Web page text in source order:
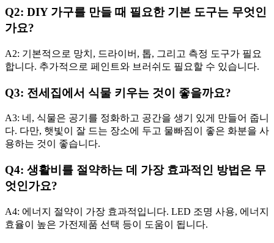
Q2: DIY 가구를 만들 때 필요한 기본 도구는 무엇인
가요?
A2: 기본적으로 망치, 드라이버, 톱, 그리고 측정 도구가 필요
합니다. 추가적으로 페인트와 브러쉬도 필요할 수 있습니다.
Q3: 전세집에서 식물 키우는 것이 좋을까요?
A3: 네, 식물은 공기를 정화하고 공간을 생기 있게 만들어 줍니
다. 다만, 햇빛이 잘 드는 장소에 두고 물빠짐이 좋은 화분을 사
용하는 것이 좋습니다.
Q4: 생활비를 절약하는 데 가장 효과적인 방법은 무
엇인가요?
A4: 에너지 절약이 가장 효과적입니다. LED 조명 사용, 에너지
효율이 높은 가전제품 선택 등이 도움이 됩니다.